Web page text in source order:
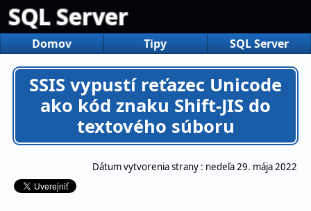
SQL Server
Domov Tipy SQL Server
SSIS vypustí reťazec Unicode
ako kód znaku Shift-JIS do
textového súboru
Dátum vytvorenia strany : nedeľa 29. mája 2022